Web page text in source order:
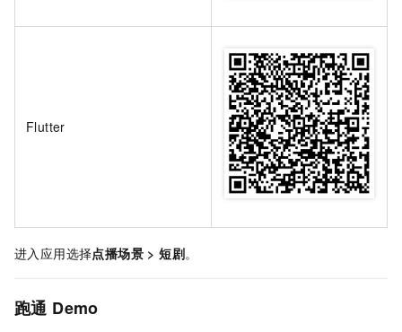
Flutter
进入应用选择点播场景 >短剧。
跑通 Demo